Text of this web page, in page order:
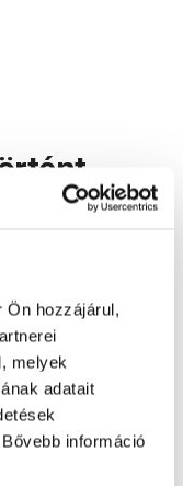
Ön hozzájárul,
melyek
adatait
információ